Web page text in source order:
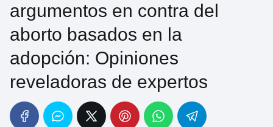
argumentos en contra del
aborto basados en la
adopción: Opiniones
reveladoras de expertos